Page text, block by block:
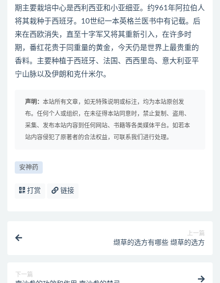
期主要栽培中心是西利西亚和小亚细亚。约961年阿拉伯人
将其栽种于西班牙。10世纪一本英格兰医书中有记载。后
来在西欧消失，直至十字军又将其重新引入，在许多时
期，番红花贵于同重量的黄金，今天仍是世界上最贵重的
香料。主要种植于西班牙、法国、西西里岛、意大利亚平
宁山脉以及伊朗和克什米尔。
声明： 本站所有文章，如无特殊说明或标注，均为本站原创发
布。任何个人或组织，在未征得本站同意时，禁止复制、盗用、
采集、发布本站内容到任何网站、书籍等各类媒体平台。如若本
站内容侵犯了原著者的合法权益，可联系我们进行处理。
安神药
打赏 链接
上一篇
缬草的选方有哪些 缬草的选方
下一篇